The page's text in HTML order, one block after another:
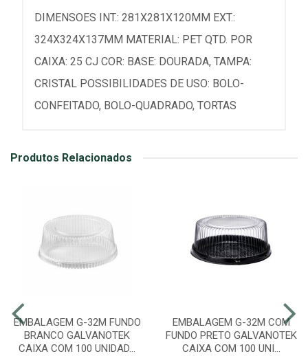
DIMENSOES INT.: 281X281X120MM EXT.:
324X324X137MM MATERIAL: PET QTD. POR
CAIXA: 25 CJ COR: BASE: DOURADA, TAMPA:
CRISTAL POSSIBILIDADES DE USO: BOLO-
CONFEITADO, BOLO-QUADRADO, TORTAS
Produtos Relacionados
EMBALAGEM G-32M FUNDO
BRANCO GALVANOTEK
CAIXA COM 100 UNIDAD...
EMBALAGEM G-32M COM
FUNDO PRETO GALVANOTEK
CAIXA COM 100 UNI...